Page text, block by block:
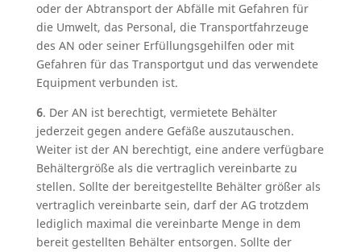
oder der Abtransport der Abfälle mit Gefahren für
die Umwelt, das Personal, die Transportfahrzeuge
des AN oder seiner Erfüllungsgehilfen oder mit
Gefahren für das Transportgut und das verwendete
Equipment verbunden ist.
6. Der AN ist berechtigt, vermietete Behälter
jederzeit gegen andere Gefäße auszutauschen.
Weiter ist der AN berechtigt, eine andere verfügbare
Behältergröße als die vertraglich vereinbarte zu
stellen. Sollte der bereitgestellte Behälter größer als
vertraglich vereinbarte sein, darf der AG trotzdem
lediglich maximal die vereinbarte Menge in dem
bereit gestellten Behälter entsorgen. Sollte der